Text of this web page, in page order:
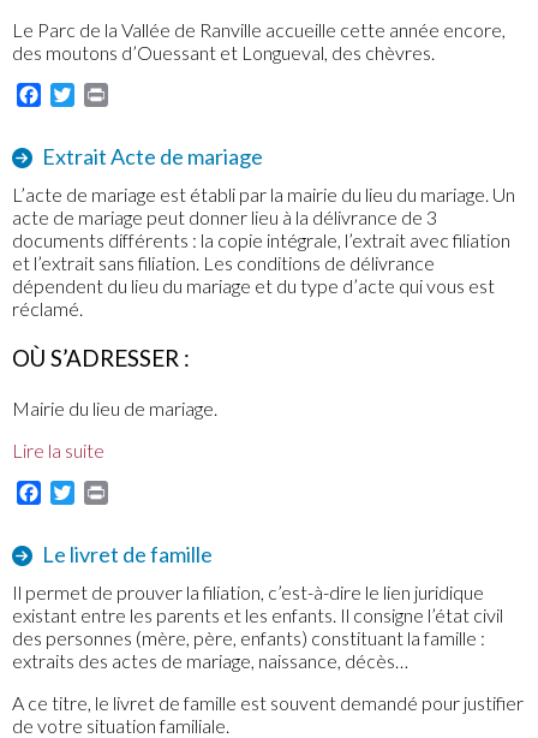
Le Parc de la Vallée de Ranville accueille cette année encore,
des moutons d’Ouessant et Longueval, des chèvres.
Facebook
Twitter
Extrait Acte de mariage
L’acte de mariage est établi par la mairie du lieu du mariage. Un
acte de mariage peut donner lieu à la délivrance de 3
documents différents : la copie intégrale, l’extrait avec filiation
et l’extrait sans filiation. Les conditions de délivrance
dépendent du lieu du mariage et du type d’acte qui vous est
réclamé.
OÙ S’ADRESSER :
Mairie du lieu de mariage.
Lire la suite
Facebook
Twitter
Le livret de famille
Il permet de prouver la filiation, c’est-à-dire le lien juridique
existant entre les parents et les enfants. Il consigne l’état civil
des personnes (mère, père, enfants) constituant la famille :
extraits des actes de mariage, naissance, décès…
A ce titre, le livret de famille est souvent demandé pour justifier
de votre situation familiale.